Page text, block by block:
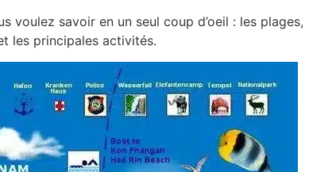
voulez savoir en un seul coup d’oeil : les plages,
les principales activités.